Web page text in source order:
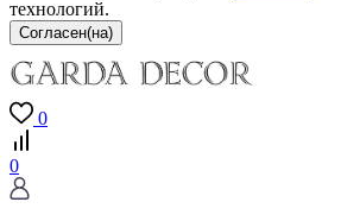
технологий.
0
0